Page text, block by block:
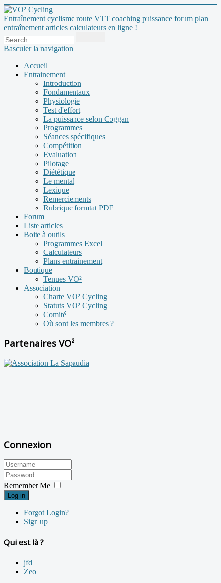
Entraînement cyclisme route VTT coaching puissance forum plan
entraînement articles calculateurs en ligne !
Basculer la navigation
Accueil
Entrainement
Introduction
Fondamentaux
Physiologie
Test d'effort
La puissance selon Coggan
Programmes
Séances spécifiques
Compétition
Evaluation
Pilotage
Diététique
Le mental
Lexique
Remerciements
Rubrique formtat PDF
Forum
Liste articles
Boite à outils
Programmes Excel
Calculateurs
Plans entrainement
Boutique
Tenues VO²
Association
Charte VO² Cycling
Statuts VO² Cycling
Comité
Où sont les membres ?
Partenaires VO²
Connexion
Remember Me
Log in
Forgot Login?
Sign up
Qui est là ?
jfd_
Zeo